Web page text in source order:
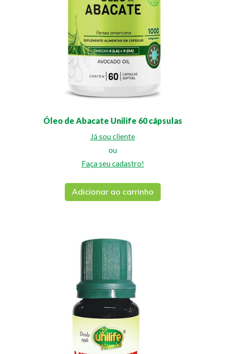
Óleo de Abacate Unilife 60 cápsulas
Já sou cliente
ou
Faça seu cadastro!
Adicionar ao carrinho